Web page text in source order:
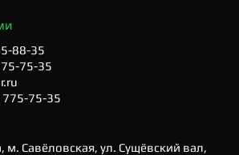
88-35
75-35
775-75-35
м. Савёловская, ул. Сущёвский вал,